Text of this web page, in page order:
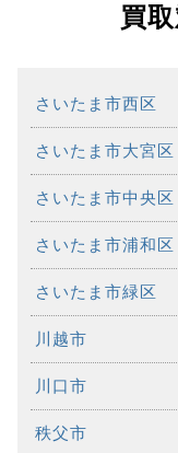
買
さいたま市西区
さいたま市大宮区
さいたま市中央区
さいたま市浦和区
さいたま市緑区
川越市
川口市
秩父市